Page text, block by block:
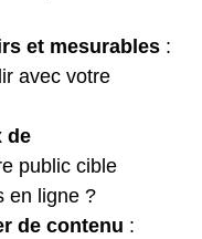
et mesurables :
avec votre
de
public cible
en ligne ?
de contenu :